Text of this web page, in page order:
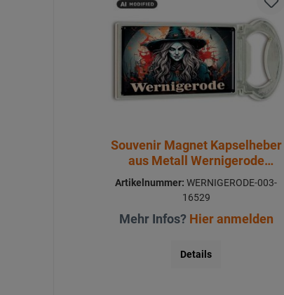
Souvenir Magnet Kapselheber
aus Metall Wernigerode
3x9cm
Artikelnummer: WERNIGERODE-003-
16529
Mehr Infos? Hier anmelden
Details